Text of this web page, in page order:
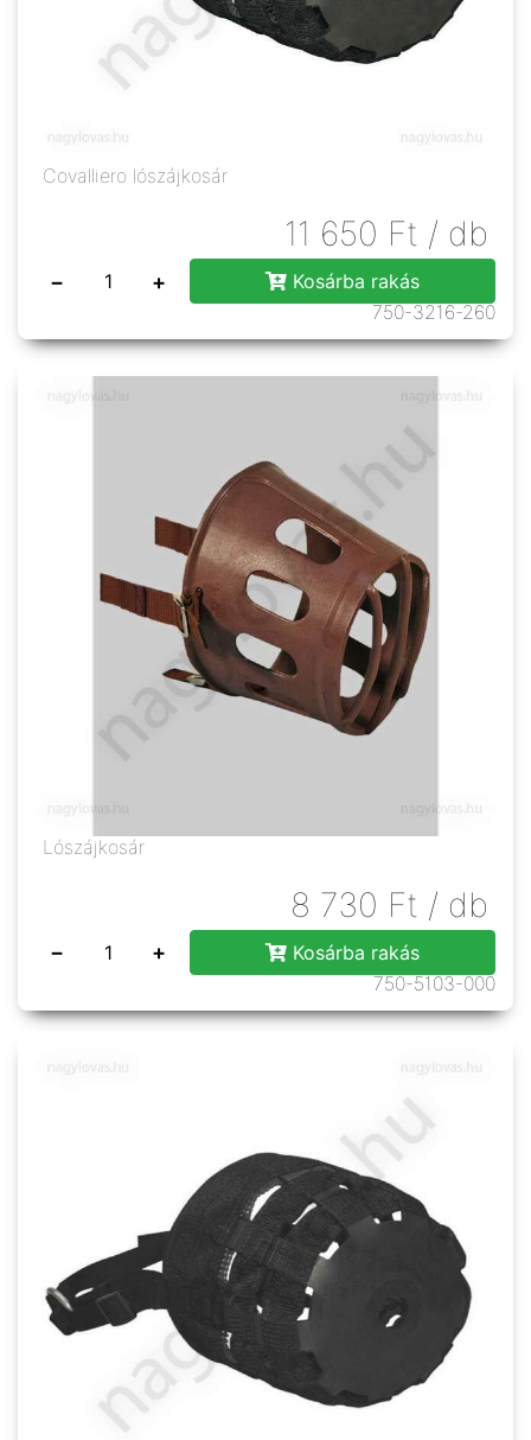
Covalliero lószájkosár
11 650 Ft / db
− +
Kosárba rakás
750-3216-260
Lószájkosár
8 730 Ft / db
− +
Kosárba rakás
750-5103-000